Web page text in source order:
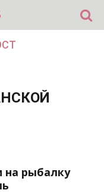
на рыбалку